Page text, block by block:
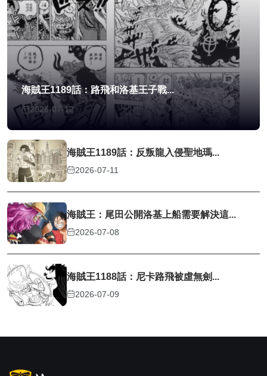
海賊王1189話：路飛和洛基王子戰...
2026-07-12
海賊王1189話：反叛龍入侵聖地瑪...
2026-07-11
海賊王：尾田公開洛基上船需要解決這...
2026-07-08
海賊王1188話：尼卡路飛被虛無劍...
2026-07-09